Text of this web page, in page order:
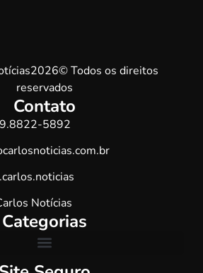
Todos os direitos
reservados
Contato
5892
Notícias
Categorias